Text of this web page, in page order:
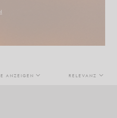
ANZEIGEN RELEVANZ